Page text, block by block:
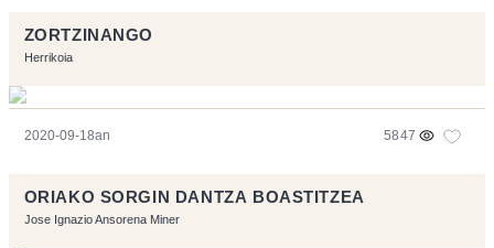
ZORTZINANGO
Herrikoia
2020-09-18an 5847
ORIAKO SORGIN DANTZA BOASTITZEA
Jose Ignazio Ansorena Miner